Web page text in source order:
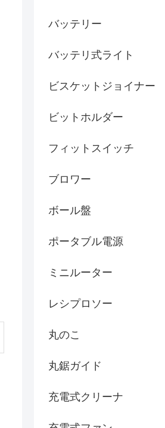
バッテリー
バッテリ式ライト
ビスケットジョイナー
ビットホルダー
フィットスイッチ
ブロワー
ボール盤
ポータブル電源
ミニルーター
レシプロソー
丸のこ
丸鋸ガイド
充電式クリーナ